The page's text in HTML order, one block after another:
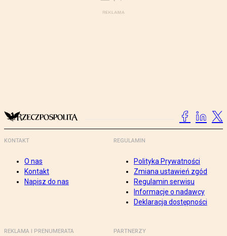
KONTAKT
O nas
Kontakt
Napisz do nas
REGULAMIN
Polityka Prywatności
Zmiana ustawień zgód
Regulamin serwisu
Informacje o nadawcy
Deklaracja dostępności
REKLAMA I PRENUMERATA PARTNERZY